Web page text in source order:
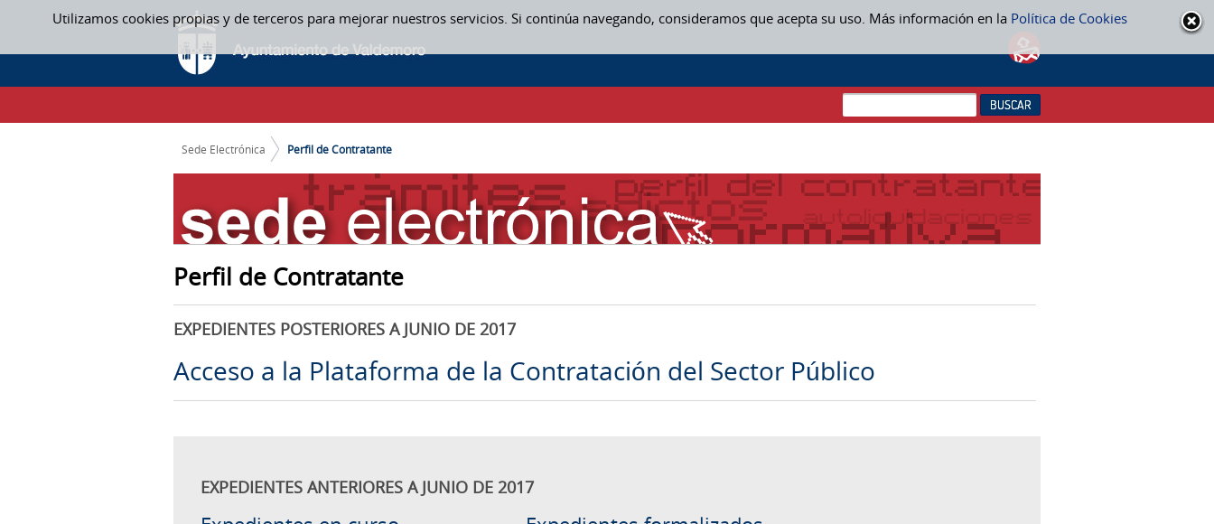
Utilizamos cookies propias y de terceros para mejorar nuestros servicios. Si continúa navegando, consideramos que acepta su uso. Más información en la Política de Cookies
Saltar al contenido
PERFIL DE CONTRATANTE
CAMINO DE MIGAS
Sede Electrónica Perfil de Contratante
Perfil de Contratante
EXPEDIENTES POSTERIORES A JUNIO DE 2017
Acceso a la Plataforma de la Contratación del Sector Público
EXPEDIENTES ANTERIORES A JUNIO DE 2017